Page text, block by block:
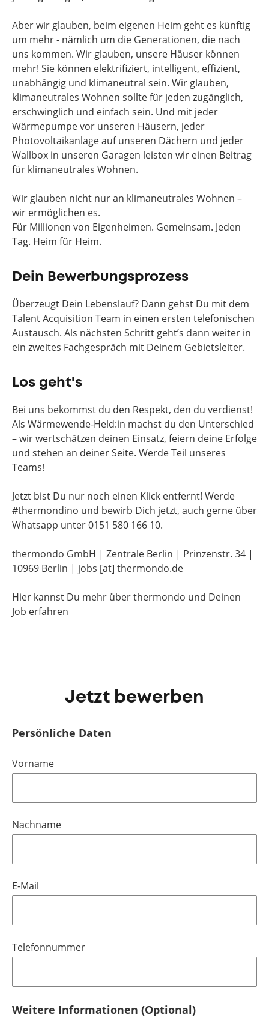
Aber wir glauben, beim eigenen Heim geht es künftig
um mehr - nämlich um die Generationen, die nach
uns kommen. Wir glauben, unsere Häuser können
mehr! Sie können elektrifiziert, intelligent, effizient,
unabhängig und klimaneutral sein. Wir glauben,
klimaneutrales Wohnen sollte für jeden zugänglich,
erschwinglich und einfach sein. Und mit jeder
Wärmepumpe vor unseren Häusern, jeder
Photovoltaikanlage auf unseren Dächern und jeder
Wallbox in unseren Garagen leisten wir einen Beitrag
für klimaneutrales Wohnen.
Wir glauben nicht nur an klimaneutrales Wohnen –
wir ermöglichen es.
Für Millionen von Eigenheimen. Gemeinsam. Jeden
Tag. Heim für Heim.
Dein Bewerbungsprozess
Überzeugt Dein Lebenslauf? Dann gehst Du mit dem
Talent Acquisition Team in einen ersten telefonischen
Austausch. Als nächsten Schritt geht’s dann weiter in
ein zweites Fachgespräch mit Deinem Gebietsleiter.
Los geht's
Bei uns bekommst du den Respekt, den du verdienst!
Als Wärmewende-Held:in machst du den Unterschied
– wir wertschätzen deinen Einsatz, feiern deine Erfolge
und stehen an deiner Seite. Werde Teil unseres
Teams!
Jetzt bist Du nur noch einen Klick entfernt! Werde
#thermondino und bewirb Dich jetzt, auch gerne über
Whatsapp unter 0151 580 166 10.
thermondo GmbH | Zentrale Berlin | Prinzenstr. 34 |
10969 Berlin | jobs [at] thermondo.de
Hier kannst Du mehr über thermondo und Deinen
Job erfahren
Jetzt bewerben
Persönliche Daten
Vorname
Nachname
E-Mail
Telefonnummer
Weitere Informationen (Optional)